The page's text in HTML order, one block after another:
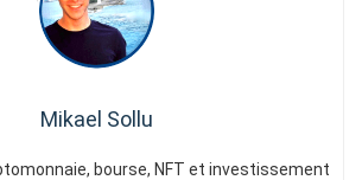
Mikael Sollu
bourse, NFT et investissement